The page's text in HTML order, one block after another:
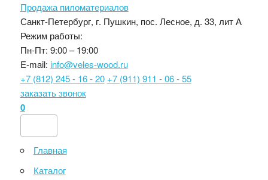
Продажа пиломатериалов
Санкт-Петербург, г. Пушкин, пос. Лесное, д. 33, лит А
Режим работы:
Пн-Пт: 9:00 – 19:00
E-mail: info@veles-wood.ru
+7 (812) 245 - 16 - 20 +7 (911) 911 - 06 - 55
заказать звонок
0
Главная
Каталог